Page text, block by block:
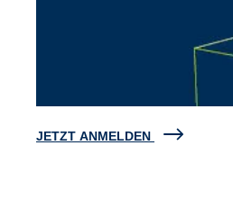
JETZT ANMELDEN